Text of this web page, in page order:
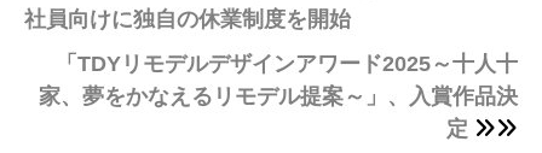
社員向けに独自の休業制度を開始
「TDYリモデルデザインアワード2025～十人十
家、夢をかなえるリモデル提案～」、入賞作品決
定